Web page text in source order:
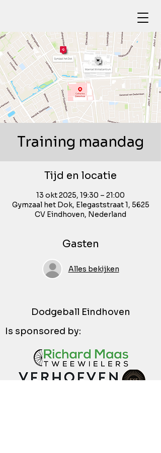
Training maandag
Tijd en locatie
13 okt 2025, 19:30 – 21:00
Gymzaal het Dok, Elegaststraat 1, 5625
CV Eindhoven, Nederland
Gasten
Alles bekijken
Dodgeball Eindhoven
Is sponsored by: